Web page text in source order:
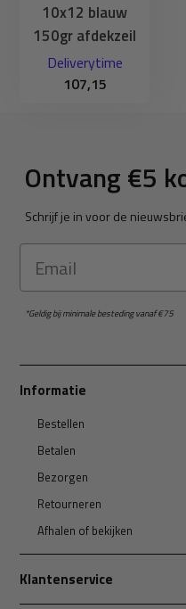
10x12 blauw
150gr afdekzeil
Deliverytime
107,15
Ontvang €5
Schrijf je in voor de
Email
*Geldig bij minimale besteding vanaf €75
Informatie
Bestellen
Betalen
Bezorgen
Retourneren
Afhalen of bekijken
Klantenservice